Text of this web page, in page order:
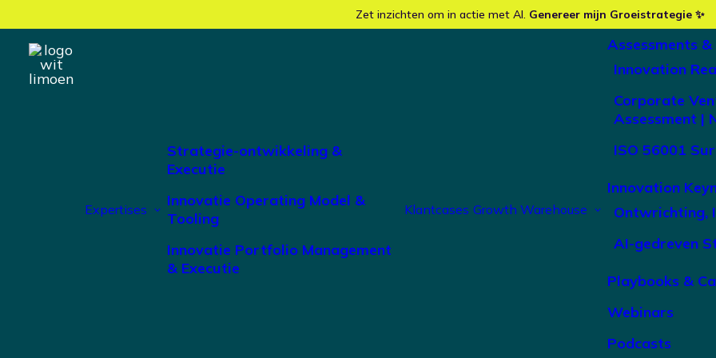
Zet inzichten om in actie met AI. Genereer mijn Groeistrategie ✨
Expertises
Strategie-ontwikkeling &
Executie
Innovatie Operating Model &
Tooling
Innovatie Portfolio Management
& Executie
Klantcases Growth Warehouse
Assessments
Innovation
Corporate
Assessment |
ISO 56001
Innovation
Ontwrichting,
AI-gedreven
Playbooks &
Webinars
Podcasts
Koninklijke
International
leiderschapspositie van Boon Edam in
Resulterend in een duidelijke
gedisciplineerde uitvoering.